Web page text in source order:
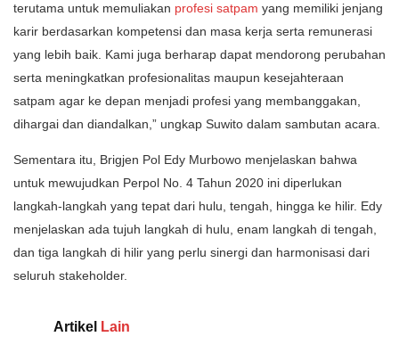
terutama untuk memuliakan profesi satpam yang memiliki jenjang
karir berdasarkan kompetensi dan masa kerja serta remunerasi
yang lebih baik. Kami juga berharap dapat mendorong perubahan
serta meningkatkan profesionalitas maupun kesejahteraan
satpam agar ke depan menjadi profesi yang membanggakan,
dihargai dan diandalkan,” ungkap Suwito dalam sambutan acara.
Sementara itu, Brigjen Pol Edy Murbowo menjelaskan bahwa
untuk mewujudkan Perpol No. 4 Tahun 2020 ini diperlukan
langkah-langkah yang tepat dari hulu, tengah, hingga ke hilir. Edy
menjelaskan ada tujuh langkah di hulu, enam langkah di tengah,
dan tiga langkah di hilir yang perlu sinergi dan harmonisasi dari
seluruh stakeholder.
Artikel Lain